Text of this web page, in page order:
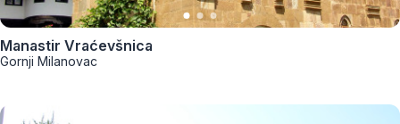
Manastir Vraćevšnica
Gornji Milanovac